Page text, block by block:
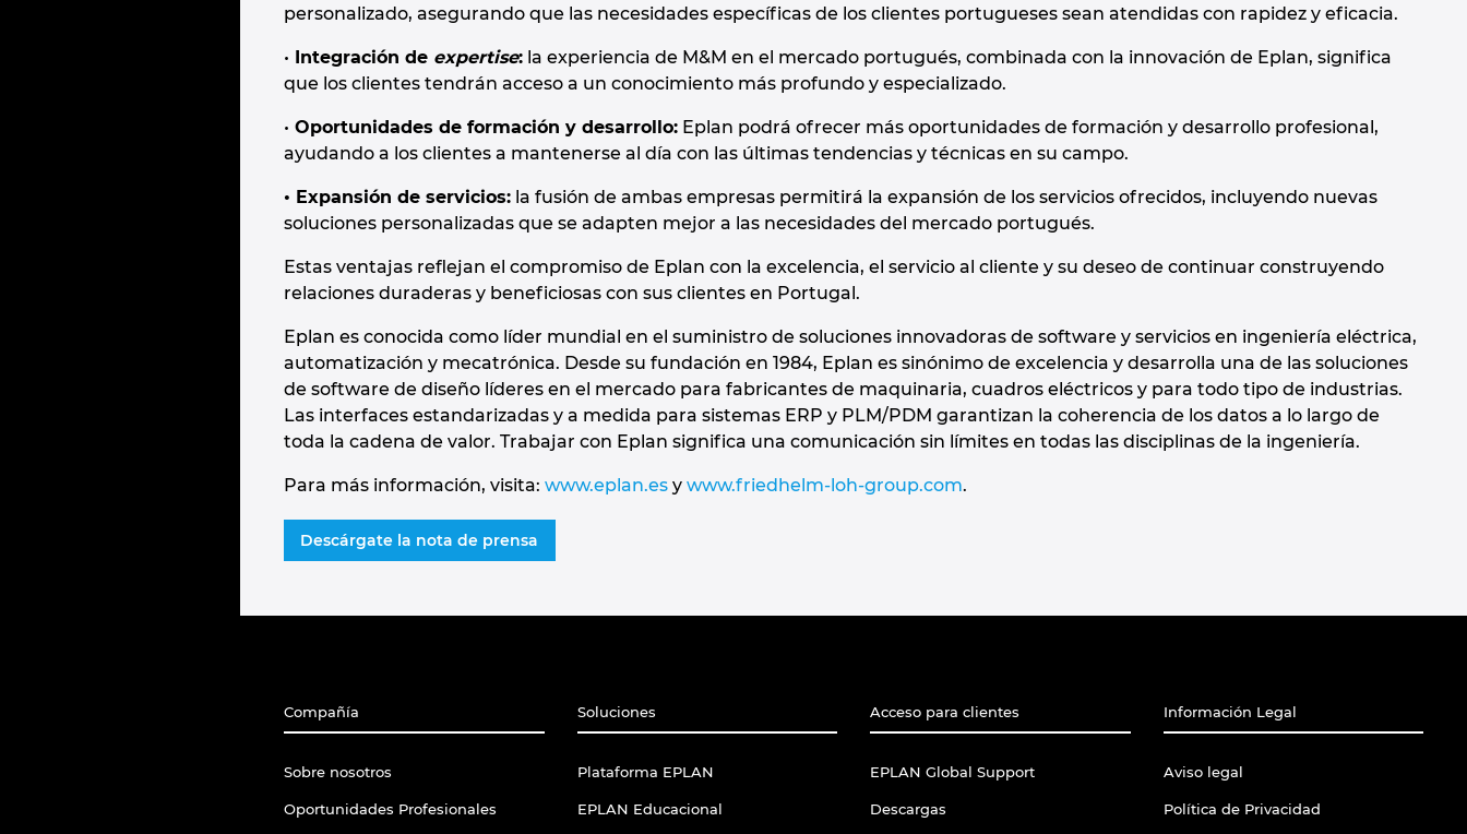
personalizado, asegurando que las necesidades específicas de los clientes portugueses sean atendidas con rapidez y eficacia.
• Integración de expertise: la experiencia de M&M en el mercado portugués, combinada con la innovación de Eplan, significa
que los clientes tendrán acceso a un conocimiento más profundo y especializado.
• Oportunidades de formación y desarrollo: Eplan podrá ofrecer más oportunidades de formación y desarrollo profesional,
ayudando a los clientes a mantenerse al día con las últimas tendencias y técnicas en su campo.
• Expansión de servicios: la fusión de ambas empresas permitirá la expansión de los servicios ofrecidos, incluyendo nuevas
soluciones personalizadas que se adapten mejor a las necesidades del mercado portugués.
Estas ventajas reflejan el compromiso de Eplan con la excelencia, el servicio al cliente y su deseo de continuar construyendo
relaciones duraderas y beneficiosas con sus clientes en Portugal.
Eplan es conocida como líder mundial en el suministro de soluciones innovadoras de software y servicios en ingeniería eléctrica,
automatización y mecatrónica. Desde su fundación en 1984, Eplan es sinónimo de excelencia y desarrolla una de las soluciones
de software de diseño líderes en el mercado para fabricantes de maquinaria, cuadros eléctricos y para todo tipo de industrias.
Las interfaces estandarizadas y a medida para sistemas ERP y PLM/PDM garantizan la coherencia de los datos a lo largo de
toda la cadena de valor. Trabajar con Eplan significa una comunicación sin límites en todas las disciplinas de la ingeniería.
Para más información, visita: www.eplan.es y www.friedhelm-loh-group.com.
Descárgate la nota de prensa
Compañía
Sobre nosotros
Oportunidades Profesionales
Soluciones
Plataforma EPLAN
EPLAN Educacional
Acceso para clientes
EPLAN Global Support
Descargas
Información Legal
Aviso legal
Política de Privacidad